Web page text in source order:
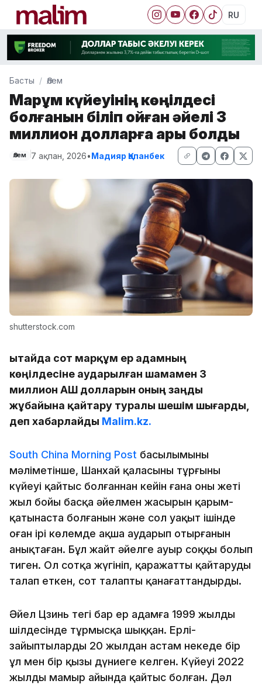
RU
Басты Әлем
Марқұм күйеуінің көңілдесі
болғанын біліп қойған әйелі 3
миллион долларға қарық болды
Әлем 7 ақпан, 2026•Мадияр Қапанбек
shutterstock.com
Қытайда сот марқұм ер адамның
көңілдесіне аударылған шамамен 3
миллион АҚШ долларын оның заңды
жұбайына қайтару туралы шешім шығарды,
деп хабарлайды Malim.kz.
South China Morning Post басылымының
мәліметінше, Шанхай қаласының тұрғыны
күйеуі қайтыс болғаннан кейін ғана оның жеті
жыл бойы басқа әйелмен жасырын қарым-
қатынаста болғанын және сол уақыт ішінде
оған ірі көлемде ақша аударып отырғанын
анықтаған. Бұл жайт әйелге ауыр соққы болып
тиген. Ол сотқа жүгініп, қаражатты қайтаруды
талап еткен, сот талапты қанағаттандырды.
Әйел Цзинь тегі бар ер адамға 1999 жылдың
шілдесінде тұрмысқа шыққан. Ерлі-
зайыптылардың 20 жылдан астам некеде бір
ұл мен бір қызы дүниеге келген. Күйеуі 2022
жылдың мамыр айында қайтыс болған. Дәл